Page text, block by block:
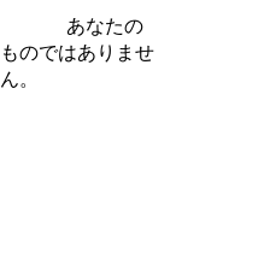
あなたの
ものではありませ
ん。